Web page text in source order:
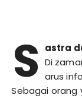
S astra
Di
arus
Sebagai orang